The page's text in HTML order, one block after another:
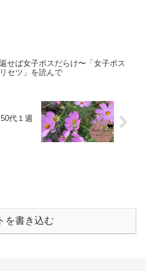
せば女子ボスだらけ〜「女子ボス
セツ」を読んで
代１週
を書き込む